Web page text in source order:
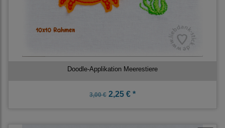
Doodle-Applikation Meerestiere
3,00 € 2,25 € *